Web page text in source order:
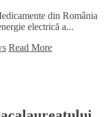
din România
electrică a...
Read More